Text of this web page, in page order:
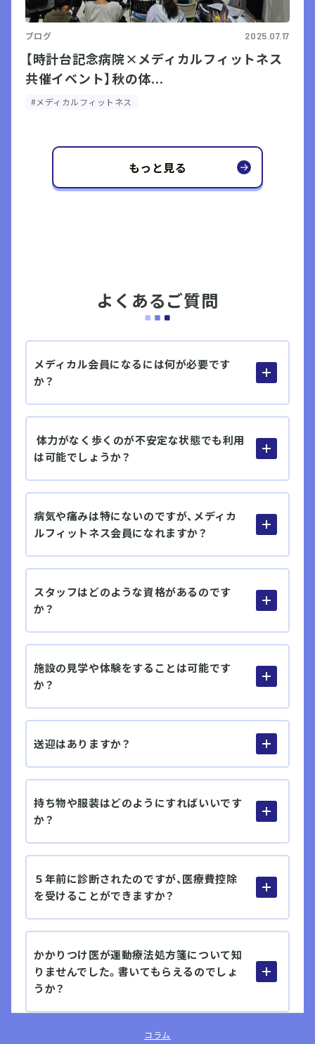
ブログ 2025.07.17
【時計台記念病院×メディカルフィットネス
共催イベント】秋の体...
#メディカルフィットネス
もっと見る
よくあるご質問
メディカル会員になるには何が必要です
か？
体力がなく歩くのが不安定な状態でも利用
は可能でしょうか？
病気や痛みは特にないのですが、メディカ
ルフィットネス会員になれますか？
スタッフはどのような資格があるのです
か？
施設の見学や体験をすることは可能です
か？
送迎はありますか？
持ち物や服装はどのようにすればいいです
か？
５年前に診断されたのですが、医療費控除
を受けることができますか？
かかりつけ医が運動療法処方箋について知
りませんでした。書いてもらえるのでしょ
うか？
コラム